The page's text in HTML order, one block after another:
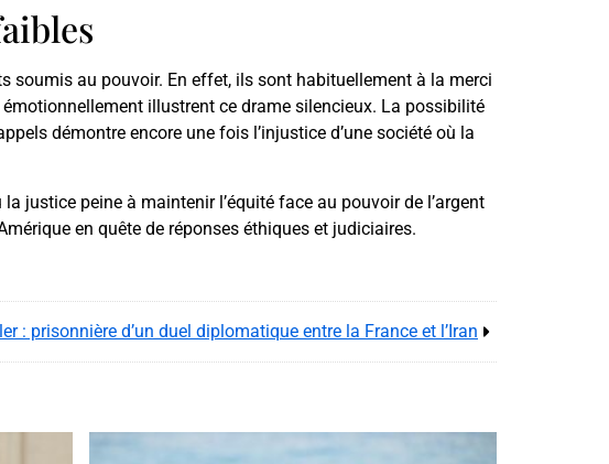
soumis au pouvoir. En effet, ils sont habituellement à la merci
illustrent ce drame silencieux. La possibilité
démontre encore une fois l’injustice d’une société où la
justice peine à maintenir l’équité face au pouvoir de l’argent
en quête de réponses éthiques et judiciaires.
: prisonnière d’un duel diplomatique entre la France et l’Iran